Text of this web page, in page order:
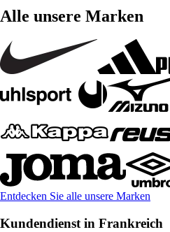
Alle unsere Marken
Entdecken Sie alle unsere Marken
Kundendienst in Frankreich